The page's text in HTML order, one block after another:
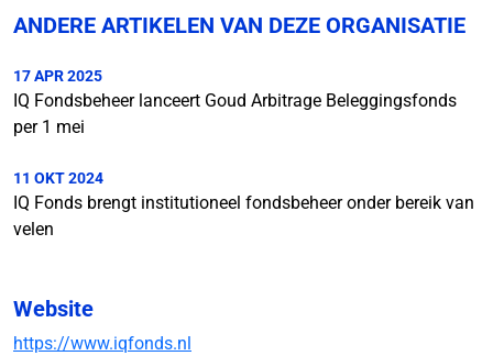
ANDERE ARTIKELEN VAN DEZE ORGANISATIE
17 APR 2025
IQ Fondsbeheer lanceert Goud Arbitrage Beleggingsfonds
per 1 mei
11 OKT 2024
IQ Fonds brengt institutioneel fondsbeheer onder bereik van
velen
Website
https://www.iqfonds.nl